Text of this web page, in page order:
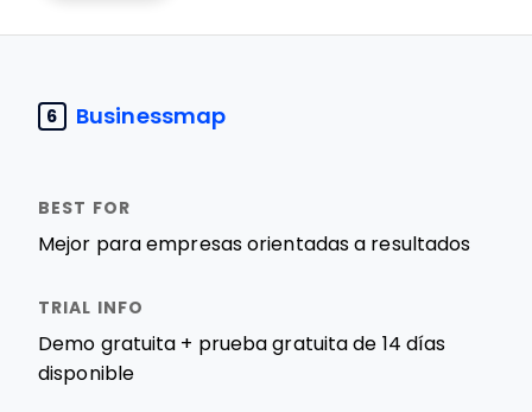
6 Businessmap
Mejor para empresas orientadas a resultados
Demo gratuita + prueba gratuita de 14 días
disponible